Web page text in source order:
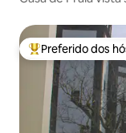
Entre os melhores
Preferido dos